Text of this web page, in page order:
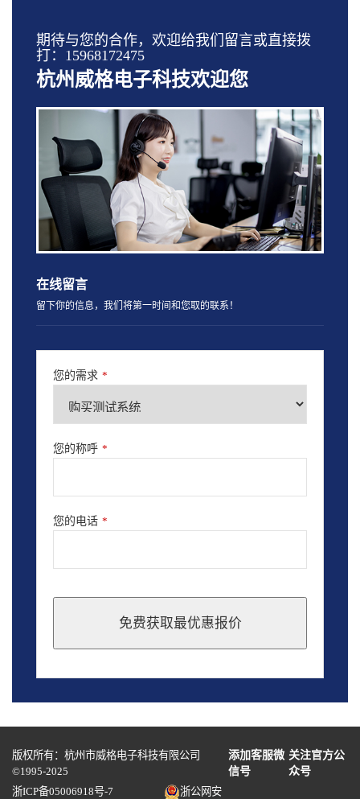
期待与您的合作，欢迎给我们留言或直接拨
打：15968172475
杭州威格电子科技欢迎您
在线留言
留下你的信息，我们将第一时间和您取的联系！
您的需求 *
您的称呼 *
您的电话 *
免费获取最优惠报价
should
blank
版权所有：杭州市威格电子科技有限公司
©1995-2025
添加客服微
信号
关注官方公
众号
浙ICP备05006918号-7
浙公网安